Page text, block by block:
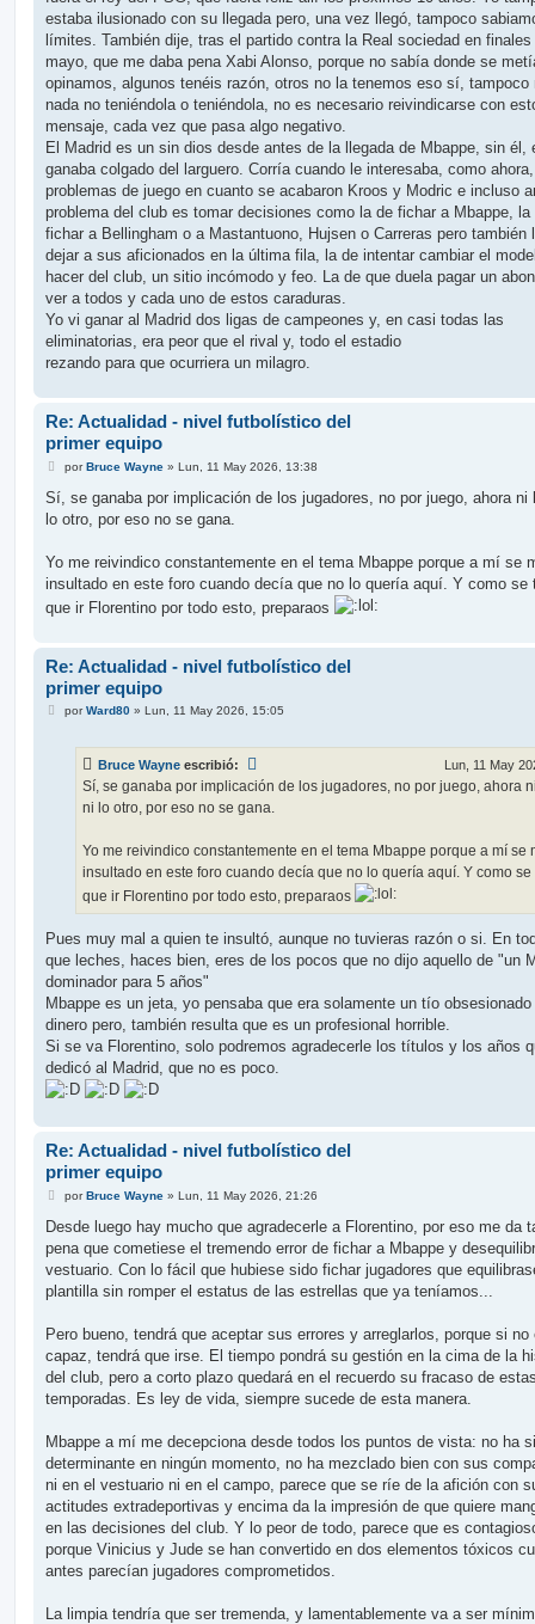
estaba ilusionado con su llegada pero, una vez llegó, tampoco
límites. También dije, tras el partido contra la Real sociedad en finales
mayo, que me daba pena Xabi Alonso, porque no sabía donde se
opinamos, algunos tenéis razón, otros no la tenemos eso sí, tampoco
nada no teniéndola o teniéndola, no es necesario reivindicarse con
mensaje, cada vez que pasa algo negativo.
El Madrid es un sin dios desde antes de la llegada de Mbappe, sin él,
ganaba colgado del larguero. Corría cuando le interesaba, como
problemas de juego en cuanto se acabaron Kroos y Modric e incluso
problema del club es tomar decisiones como la de fichar a Mbappe, la
fichar a Bellingham o a Mastantuono, Hujsen o Carreras pero también
dejar a sus aficionados en la última fila, la de intentar cambiar el
hacer del club, un sitio incómodo y feo. La de que duela pagar un
ver a todos y cada uno de estos caraduras.
Yo vi ganar al Madrid dos ligas de campeones y, en casi todas las
eliminatorias, era peor que el rival y, todo el estadio
rezando para que ocurriera un milagro.
Re: Actualidad - nivel futbolístico del
primer equipo
M
n
s
a
porBruce Wayne» Lun, 11 May 2026, 13:38
Sí, se ganaba por implicación de los jugadores, no por juego, ahora ni
lo otro, por eso no se gana.
Yo me reivindico constantemente en el tema Mbappe porque a mí se
insultado en este foro cuando decía que no lo quería aquí. Y como se
que ir Florentino por todo esto, preparaos
Re: Actualidad - nivel futbolístico del
primer equipo
MporWard80» Lun, 11 May 2026, 15:05
Bruce Wayne escribió: Lun, 11 May
Sí, se ganaba por implicación de los jugadores, no por juego, ahora
ni lo otro, por eso no se gana.
Yo me reivindico constantemente en el tema Mbappe porque a mí se
insultado en este foro cuando decía que no lo quería aquí. Y como se
que ir Florentino por todo esto, preparaos
Pues muy mal a quien te insultó, aunque no tuvieras razón o si. En
que leches, haces bien, eres de los pocos que no dijo aquello de "un
dominador para 5 años"
Mbappe es un jeta, yo pensaba que era solamente un tío obsesionado
dinero pero, también resulta que es un profesional horrible.
Si se va Florentino, solo podremos agradecerle los títulos y los años
dedicó al Madrid, que no es poco.
Re: Actualidad - nivel futbolístico del
primer equipo
M
n
a
j
porBruce Wayne» Lun, 11 May 2026, 21:26
Desde luego hay mucho que agradecerle a Florentino, por eso me da
pena que cometiese el tremendo error de fichar a Mbappe y
vestuario. Con lo fácil que hubiese sido fichar jugadores que
plantilla sin romper el estatus de las estrellas que ya teníamos...
Pero bueno, tendrá que aceptar sus errores y arreglarlos, porque si no
capaz, tendrá que irse. El tiempo pondrá su gestión en la cima de la
del club, pero a corto plazo quedará en el recuerdo su fracaso de
temporadas. Es ley de vida, siempre sucede de esta manera.
Mbappe a mí me decepciona desde todos los puntos de vista: no ha
determinante en ningún momento, no ha mezclado bien con sus
ni en el vestuario ni en el campo, parece que se ríe de la afición con
actitudes extradeportivas y encima da la impresión de que quiere
en las decisiones del club. Y lo peor de todo, parece que es
porque Vinicius y Jude se han convertido en dos elementos tóxicos
antes parecían jugadores comprometidos.
La limpia tendría que ser tremenda, y lamentablemente va a ser